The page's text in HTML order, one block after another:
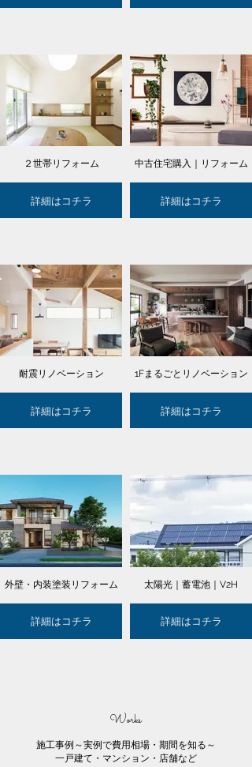
２世帯リフォーム
詳細はコチラ
中古住宅購入｜リフォーム
詳細はコチラ
耐震リノベーション
詳細はコチラ
1Fまるごとリノベーション
詳細はコチラ
外壁・内装塗装リフォーム
詳細はコチラ
太陽光｜蓄電池｜V2H
詳細はコチラ
Works
施工事例～実例で費用相場・期間を知る～​
​一戸建て・マンション・店舗など